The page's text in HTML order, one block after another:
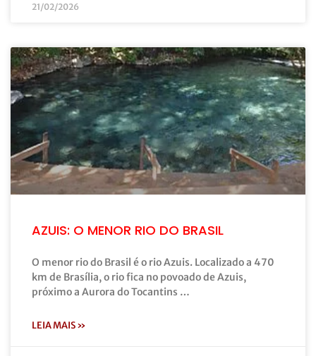
21/02/2026
AZUIS: O MENOR RIO DO BRASIL
O menor rio do Brasil é o rio Azuis. Localizado a 470
km de Brasília, o rio fica no povoado de Azuis,
próximo a Aurora do Tocantins …
LEIA MAIS »